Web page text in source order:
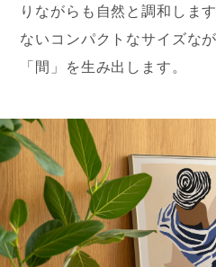
りながらも自然と調和しま
ないコンパクトなサイズな
「間」を生み出します。